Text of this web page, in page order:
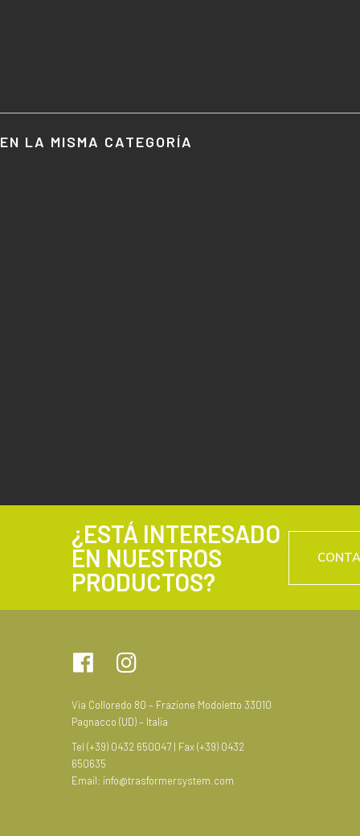
EN LA MISMA CATEGORÍA
¿ESTÁ INTERESADO
EN NUESTROS
PRODUCTOS?
Via Colloredo 80 – Frazione Modoletto 33010
Pagnacco (UD) – Italia
Tel (+39) 0432 650047 | Fax (+39) 0432
650635
Email: info@trasformersystem.com